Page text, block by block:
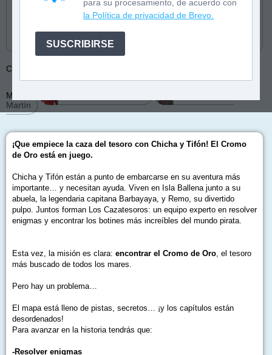
para su procesamiento, de acuerdo con
la Política de privacidad de Brevo.
SUSCRIBIRSE
Colección:
Más de:
Martín
¡Que empiece la caza del tesoro con Chicha y Tifón! El Cromo
de Oro está en juego.
Chicha y Tifón están a punto de embarcarse en su aventura más
importante… y necesitan ayuda. Viven en Isla Ballena junto a su
abuela, la legendaria capitana Barbayaya, y Remo, su divertido
pulpo. Juntos forman Los Cazatesoros: un equipo experto en resolver
enigmas y encontrar los botines más increíbles del mundo pirata.
Esta vez, la misión es clara: encontrar el Cromo de Oro, el tesoro
más buscado de todos los mares.
Pero hay un problema…
El mapa está lleno de pistas, secretos… ¡y los capítulos están
desordenados!
Para avanzar en la historia tendrás que:
-Resolver enigmas